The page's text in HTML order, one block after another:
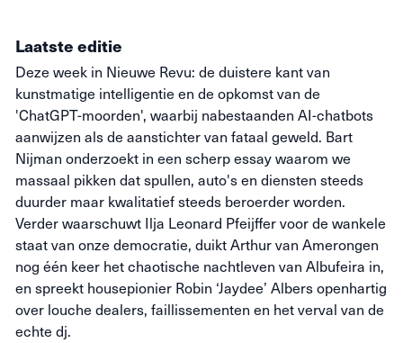
Laatste editie
Deze week in Nieuwe Revu: de duistere kant van
kunstmatige intelligentie en de opkomst van de
'ChatGPT-moorden', waarbij nabestaanden AI-chatbots
aanwijzen als de aanstichter van fataal geweld. Bart
Nijman onderzoekt in een scherp essay waarom we
massaal pikken dat spullen, auto's en diensten steeds
duurder maar kwalitatief steeds beroerder worden.
Verder waarschuwt Ilja Leonard Pfeijffer voor de wankele
staat van onze democratie, duikt Arthur van Amerongen
nog één keer het chaotische nachtleven van Albufeira in,
en spreekt housepionier Robin ‘Jaydee’ Albers openhartig
over louche dealers, faillissementen en het verval van de
echte dj.